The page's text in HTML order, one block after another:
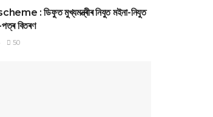
: ডিফুত মুখ্যমন্ত্ৰীৰ নিযুত মইনা-নিযুত
বিতৰণ
50